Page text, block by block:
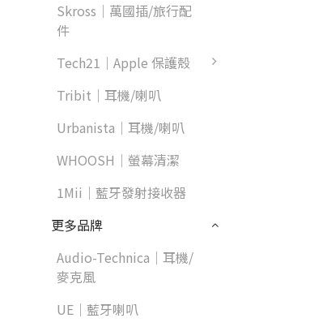
Skross｜萬國插/旅行配
件
Tech21｜Apple 保護殼
Tribit｜耳機/喇叭
Urbanista｜耳機/喇叭
WHOOSH｜螢幕清潔
1Mii｜藍牙發射接收器
更多品牌
Audio-Technica｜耳機/
麥克風
UE｜藍牙喇叭